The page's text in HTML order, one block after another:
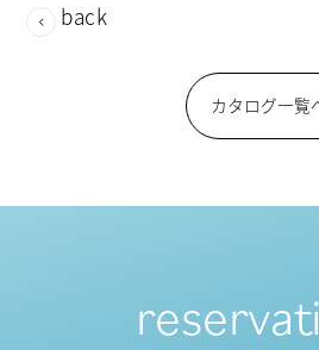
back
カタログ一覧